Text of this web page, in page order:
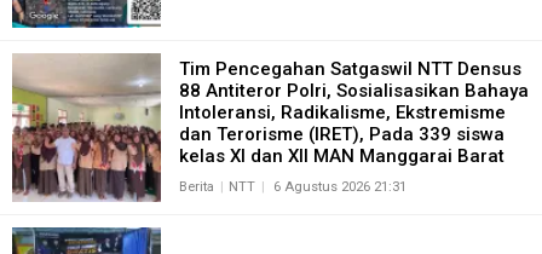
Tim Pencegahan Satgaswil NTT Densus
88 Antiteror Polri, Sosialisasikan Bahaya
Intoleransi, Radikalisme, Ekstremisme
dan Terorisme (IRET), Pada 339 siswa
kelas XI dan XII MAN Manggarai Barat
Berita NTT 6 Agustus 2026 21:31